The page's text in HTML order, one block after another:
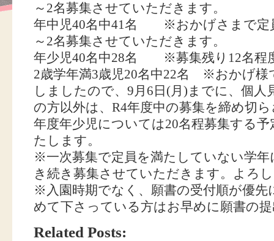
～2名募集させていただきます。
年中児40名中41名 ※おかげさまで定
～2名募集させていただきます。
年少児40名中28名 ※募集残り12名程
2歳学年満3歳児20名中22名 ※おかげ様
しましたので、9月6日(月)までに、個
の方以外は、R4年度中の募集を締め切
年度年少児については20名程募集する
たします。
※一次募集で定員を満たしていない学
き続き募集させていただきます。よろ
※入園時期でなく、願書の受付順が優
めて下さっている方はお早めに願書の
Related Posts: